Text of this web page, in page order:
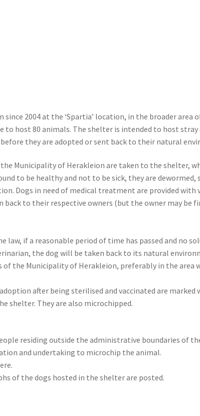
2004 at the ‘Spartia’ location, in the broader area
to host 80 animals. The shelter is intended to host
they are adopted or sent back to their natural
Municipality of Herakleion are taken to the shelter,
to be healthy and not to be sick, they are dewormed,
Dogs in need of medical treatment are provided with
back to their respective owners (but the owner may be
if a reasonable period of time has passed and no
the dog will be taken back to its natural
the Municipality of Herakleion, preferably in the area
after being sterilised and vaccinated are marked
shelter. They are also microchipped.
residing outside the administrative boundaries of
and undertaking to microchip the animal.
of the dogs hosted in the shelter are posted.